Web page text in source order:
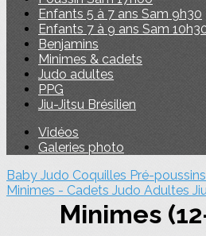
Enfants 5 à 7 ans Sam 9h30
Enfants 7 à 9 ans Sam
Benjamins
Minimes & cadets
Judo adultes
PPG
Jiu-Jitsu Brésilien
Vidéos
Galeries photo
Baby Judo Coquilles Pré-poussins
Minimes - Cadets Judo Adultes
Minimes